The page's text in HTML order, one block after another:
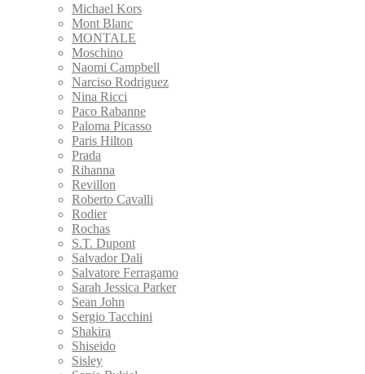
Michael Kors
Mont Blanc
MONTALE
Moschino
Naomi Campbell
Narciso Rodriguez
Nina Ricci
Paco Rabanne
Paloma Picasso
Paris Hilton
Prada
Rihanna
Revillon
Roberto Cavalli
Rodier
Rochas
S.T. Dupont
Salvador Dali
Salvatore Ferragamo
Sarah Jessica Parker
Sean John
Sergio Tacchini
Shakira
Shiseido
Sisley